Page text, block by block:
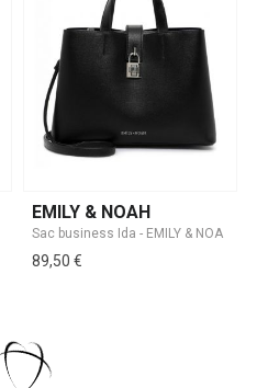
EMILY & NOAH
89,50 €